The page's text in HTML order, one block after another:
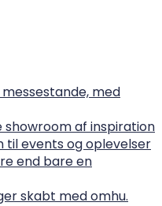
messestande, med
showroom af inspiration
til events og oplevelser
end bare en
skabt med omhu.